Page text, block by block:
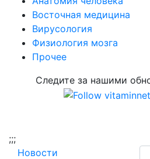
Восточная медицина
Вирусология
Физиология мозга
Прочее
Следите за нашими
;;;
Новости